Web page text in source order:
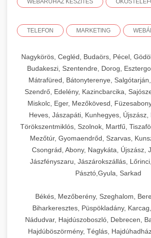
WEBÁRUHÁZ KÉSZÍTÉS
TELEFON MARKETING
Nagykörös, Cegléd, Budaörs, Pécel,
Budakeszi, Szentendre, Dorog,
Mátrafüred, Bátonyterenye,
Szendrő, Edelény, Kazincbarcika,
Miskolc, Eger, Mezőkövesd,
Heves, Jászapáti, Kunhegyes, Újszász,
Törökszentmiklós, Szolnok, Martfű,
Mezőtúr, Gyomaendrőd, Szarvas,
Csongrád, Abony, Nagykáta, Újszász,
Jászfényszaru, Jászárokszállás,
Pásztó,Gyula, Sarkad
Békés, Mezőberény, Szeghalom,
Biharkeresztes, Püspökladány,
Nádudvar, Hajdúszoboszló, Debrecen,
Hajdúböszörmény, Téglás,